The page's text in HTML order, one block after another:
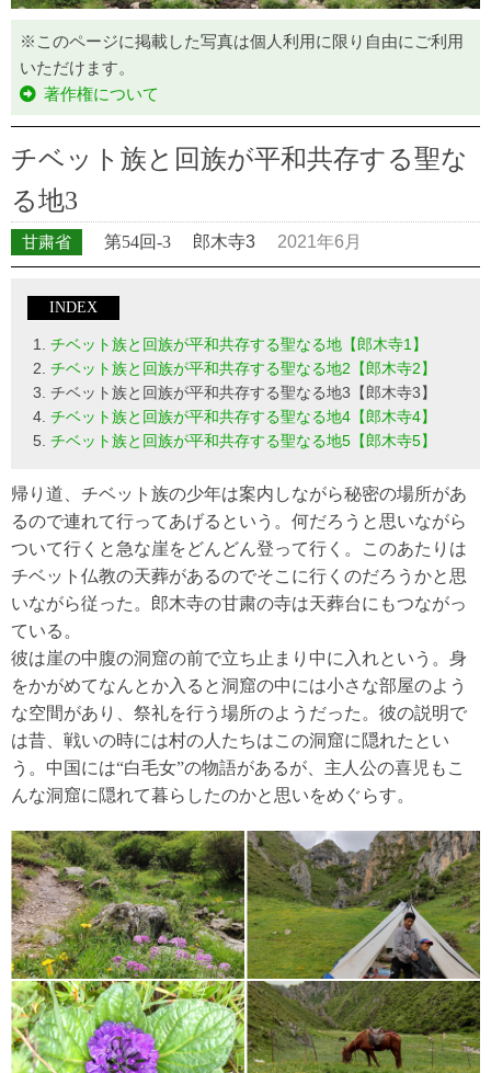
※このページに掲載した写真は個人利用に限り自由にご利用
いただけます。
著作権について
チベット族と回族が平和共存する聖な
る地3
甘粛省 第54回-3 郎木寺3 2021年6月
INDEX
チベット族と回族が平和共存する聖なる地【郎木寺1】
チベット族と回族が平和共存する聖なる地2【郎木寺2】
チベット族と回族が平和共存する聖なる地3【郎木寺3】
チベット族と回族が平和共存する聖なる地4【郎木寺4】
チベット族と回族が平和共存する聖なる地5【郎木寺5】
帰り道、チベット族の少年は案内しながら秘密の場所があ
るので連れて行ってあげるという。何だろうと思いながら
ついて行くと急な崖をどんどん登って行く。このあたりは
チベット仏教の天葬があるのでそこに行くのだろうかと思
いながら従った。郎木寺の甘粛の寺は天葬台にもつながっ
ている。
彼は崖の中腹の洞窟の前で立ち止まり中に入れという。身
をかがめてなんとか入ると洞窟の中には小さな部屋のよう
な空間があり、祭礼を行う場所のようだった。彼の説明で
は昔、戦いの時には村の人たちはこの洞窟に隠れたとい
う。中国には“白毛女”の物語があるが、主人公の喜児もこ
んな洞窟に隠れて暮らしたのかと思いをめぐらす。